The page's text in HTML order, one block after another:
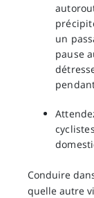
un
pause
Conduire
quelle autre